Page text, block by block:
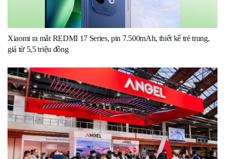
Xiaomi ra mắt REDMI 17 Series, pin 7.500mAh, thiết kế trẻ trung,
giá từ 5,5 triệu đồng